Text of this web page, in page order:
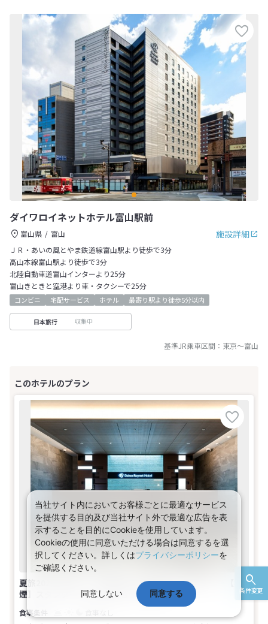
条件変更
ダイワロイネットホテル富山駅前
施設詳細
富山県
富山
ＪＲ・あいの風とやま鉄道線富山駅より徒歩で3分
高山本線富山駅より徒歩で3分
北陸自動車道富山インターより25分
富山きときと空港より車・タクシーで25分
コンビニ 宅配サービス ホテル 最寄り駅より徒歩5分以内
日本旅行 収集中
基準JR乗車区間： 東京～富山
夏旅2026★北陸 【早期申込】45日前までがお得♪－【禁
煙】スタンダードダブル(1名～2名1室)
当社サイト内においてお客様ごとに最適なサービス
を提供する目的及び当社サイト外で最適な広告を表
示することを目的にCookieを使用しています。
Cookieの使用に同意いただける場合は同意するを選
択してください。詳しくはプライバシーポリシーを
ご確認ください。
同意しない 同意する